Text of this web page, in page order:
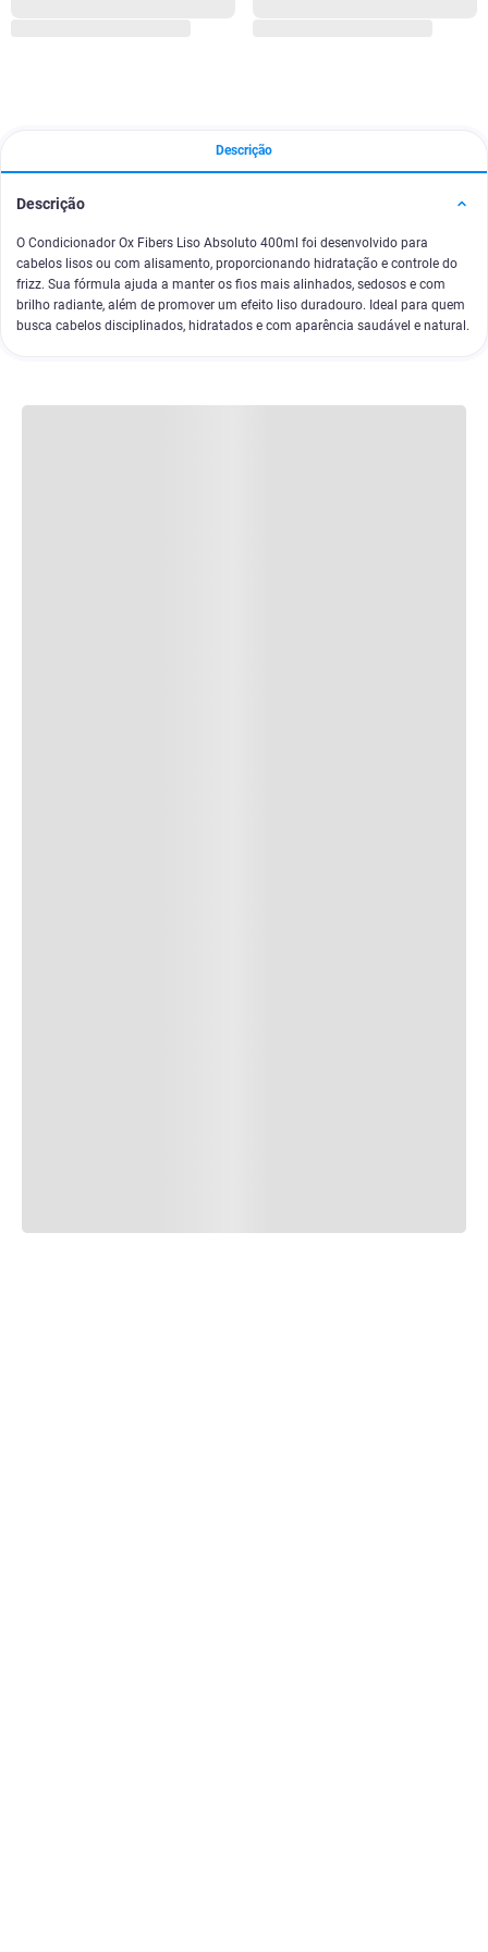
Descrição
Descrição
O Condicionador Ox Fibers Liso Absoluto 400ml foi desenvolvido para
cabelos lisos ou com alisamento, proporcionando hidratação e controle do
frizz. Sua fórmula ajuda a manter os fios mais alinhados, sedosos e com
brilho radiante, além de promover um efeito liso duradouro. Ideal para quem
busca cabelos disciplinados, hidratados e com aparência saudável e natural.